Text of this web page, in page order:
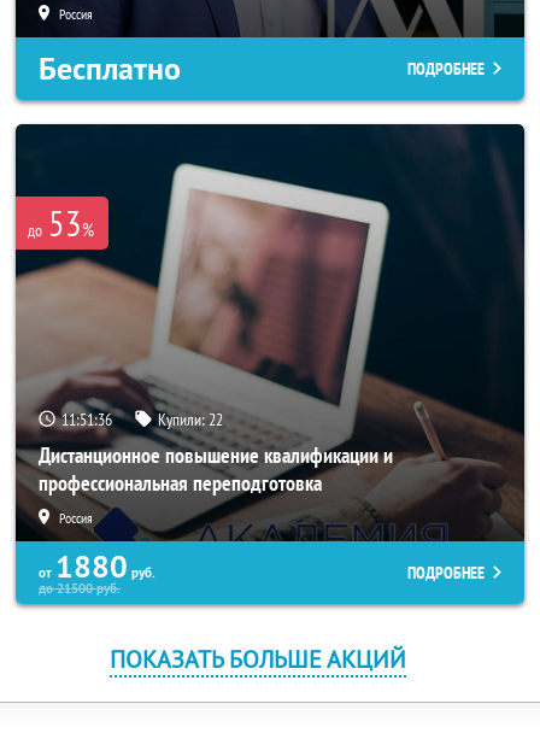
Россия
Бесплатно ПОДРОБНЕЕ
до 53%
11:51:36 Купили:22
Дистанционное повышение квалификации и
профессиональная переподготовка
Россия
от 1880 руб.
до21500руб.
ПОДРОБНЕЕ
ПОКАЗАТЬ БОЛЬШЕ АКЦИЙ